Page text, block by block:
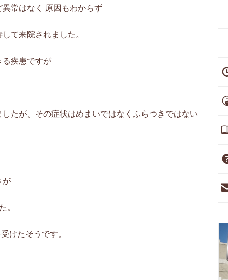
常はなく 原因もわからず
て来院されました。
る疾患ですが
たが、その症状はめまいではなくふらつきではない
が
。
けたそうです。